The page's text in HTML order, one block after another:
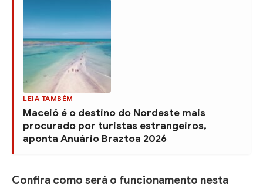
LEIA TAMBÉM
Maceió é o destino do Nordeste mais
procurado por turistas estrangeiros,
aponta Anuário Braztoa 2026
Confira como será o funcionamento nesta